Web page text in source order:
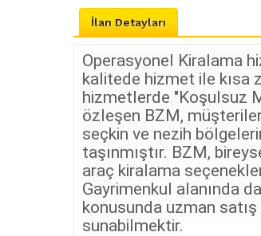
İlan Detayları
Operasyonel Kiralama
kalitede hizmet ile kısa
hizmetlerde "Koşulsuz
özleşen BZM,
seçkin ve nezih
taşınmıştır. BZM,
araç kiralama
Gayrimenkul alanında
konusunda uzman
sunabilmektir.